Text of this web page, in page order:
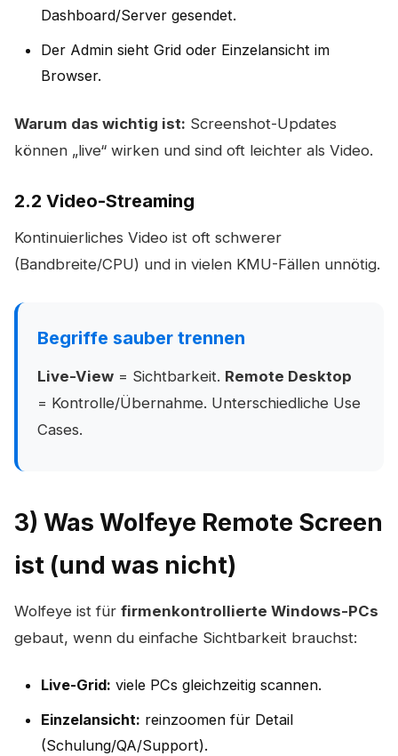
Dashboard/Server gesendet.
Der Admin sieht Grid oder Einzelansicht im
Browser.
Warum das wichtig ist: Screenshot-Updates
können „live“ wirken und sind oft leichter als Video.
2.2 Video-Streaming
Kontinuierliches Video ist oft schwerer
(Bandbreite/CPU) und in vielen KMU-Fällen unnötig.
Begriffe sauber trennen
Live-View = Sichtbarkeit. Remote Desktop
= Kontrolle/Übernahme. Unterschiedliche Use
Cases.
3) Was Wolfeye Remote Screen
ist (und was nicht)
Wolfeye ist für firmenkontrollierte Windows-PCs
gebaut, wenn du einfache Sichtbarkeit brauchst:
Live-Grid: viele PCs gleichzeitig scannen.
Einzelansicht: reinzoomen für Detail
(Schulung/QA/Support).